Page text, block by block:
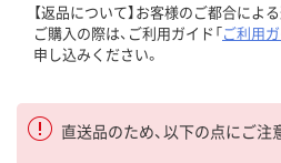
【返品について】お客様のご都合によ
ご購入の際は、ご利用ガイド「ご利用
申し込みください。
直送品のため、以下の点にご注